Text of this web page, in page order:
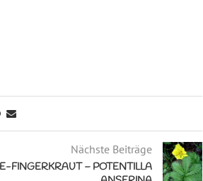
Nächste Beiträge
FINGERKRAUT – POTENTILLA